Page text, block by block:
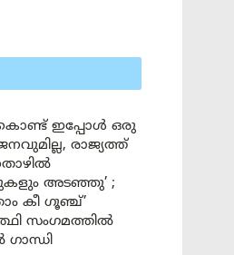
കൊണ്ട് ഇപ്പോൾ ഒരു
രാജ്യത്ത്
അടഞ്ഞു’ ;
കീ ഗൂഞ്ച്’
സംഗമത്തിൽ